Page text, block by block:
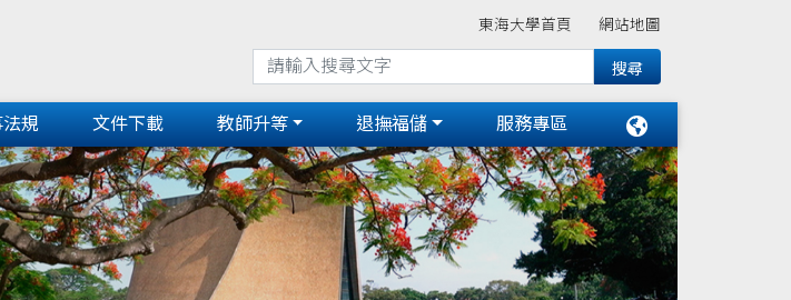
東海大學首頁 網站地圖
法規 文件下載 教師升等 退撫福儲 服務專區